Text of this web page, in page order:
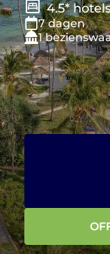
4.5*
7 dagen
1